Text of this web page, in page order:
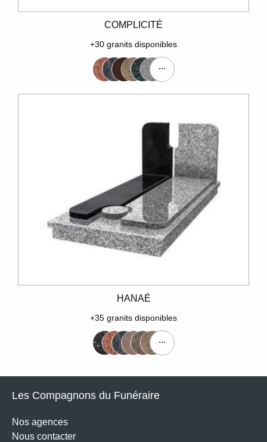
COMPLICITÉ
+30 granits disponibles
...
HANAÉ
+35 granits disponibles
...
Les Compagnons du Funéraire
Nos agences
Nous contacter